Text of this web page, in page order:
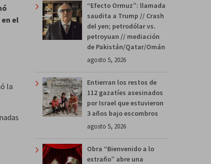
el
la
“Efecto Ormuz”: llamada
saudita a Trump // Crash
del yen; petrodólar vs.
petroyuan // mediación
de Pakistán/Qatar/Omán
agosto 5, 2026
Entierran los restos de
112 gazatíes asesinados
por Israel que estuvieron
3 años bajo escombros
agosto 5, 2026
Obra “Bienvenido a lo
extraño” abre una